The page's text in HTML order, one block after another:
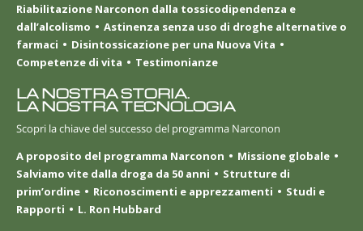
Riabilitazione Narconon dalla tossicodipendenza e
dall’alcolismo
Astinenza senza uso di droghe alternative o
farmaci
Disintossicazione per una Nuova Vita
Competenze di vita
Testimonianze
LA NOSTRA STORIA.
LA NOSTRA TECNOLOGIA
Scopri la chiave del successo del programma Narconon
A proposito del programma Narconon
Missione globale
Salviamo vite dalla droga da 50 anni
Strutture di
prim’ordine
Riconoscimenti e apprezzamenti
Studi e
Rapporti
L. Ron Hubbard